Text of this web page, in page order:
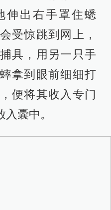
伸出右手罩住蟋
受惊跳到网上，
具，用另一只手
拿到眼前细细打
便将其收入专门
囊中。